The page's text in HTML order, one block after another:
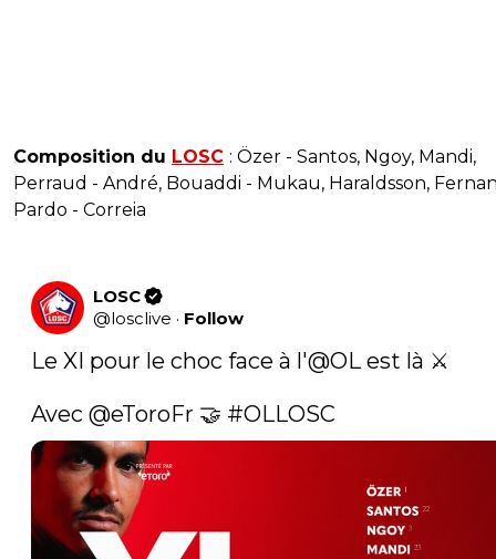
Composition du LOSC : Özer - Santos, Ngoy, Mandi,
Perraud - André, Bouaddi - Mukau, Haraldsson,
Pardo - Correia
LOSC
@losclive · Follow
Le XI pour le choc face à l'@OL est là ⚔️
Avec @eToroFr 🤝 #OLLOSC